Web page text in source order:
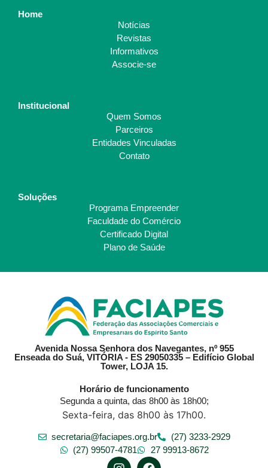
Home
Notícias
Revistas
Informativos
Associe-se
Institucional
Quem Somos
Parceiros
Entidades Vinculadas
Contato
Soluções
Programa Empreender
Faculdade do Comércio
Certificado Digital
Plano de Saúde
Avenida Nossa Senhora dos Navegantes, nº 955
Enseada do Suá, VITÓRIA - ES 29050335 – Edifício Global
Tower, LOJA 15.
Horário de funcionamento
Segunda a quinta, das 8h00 às 18h00;
Sexta-feira, das 8h00 às 17h00.
secretaria@faciapes.org.br
(27) 3233-2929
(27) 99507-4781
27 99913-8672